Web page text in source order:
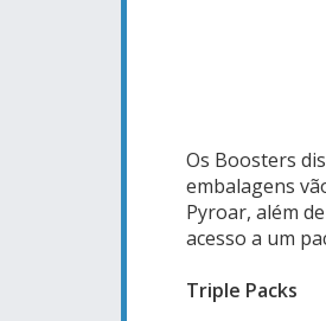
Os Boosters
embalagens
Pyroar, além
acesso a um
Triple Packs